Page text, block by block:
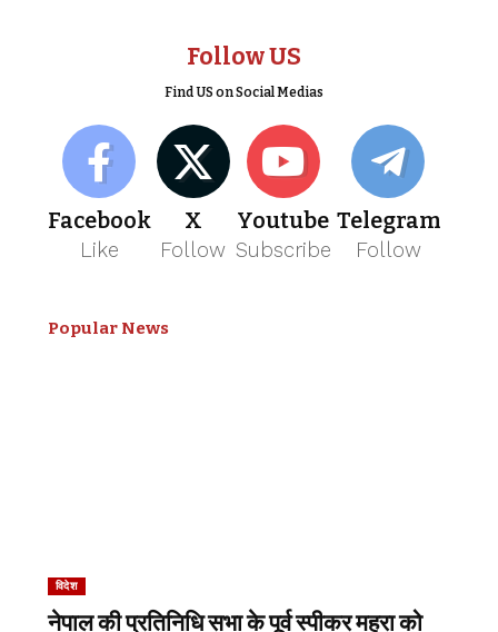
Follow US
Find US on Social Medias
Facebook
Like
X
Follow
Youtube
Subscribe
Telegram
Follow
Popular News
विदेश
नेपाल की प्रतिनिधि सभा के पूर्व स्पीकर महरा को